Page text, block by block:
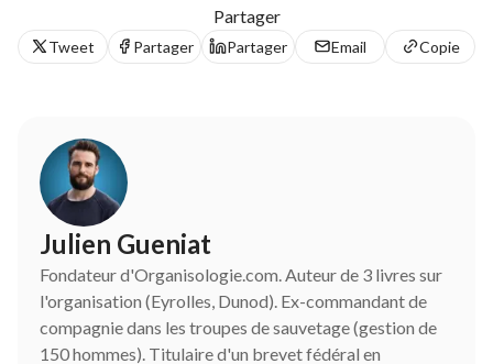
Partager
Tweet Partager Partager Email Copie
Julien Gueniat
Fondateur d'Organisologie.com. Auteur de 3 livres sur
l'organisation (Eyrolles, Dunod). Ex-commandant de
compagnie dans les troupes de sauvetage (gestion de
150 hommes). Titulaire d'un brevet fédéral en